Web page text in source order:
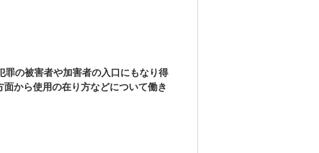
の被害者や加害者の入口にもなり得
から使用の在り方などについて働き